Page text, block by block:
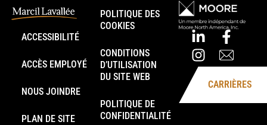
ACCESSIBILITÉ
ACCÈS EMPLOYÉ
NOUS JOINDRE
PLAN DE SITE
POLITIQUE DES
COOKIES
CONDITIONS
D’UTILISATION
DU SITE WEB
POLITIQUE DE
CONFIDENTIALITÉ
CARRIÈRES